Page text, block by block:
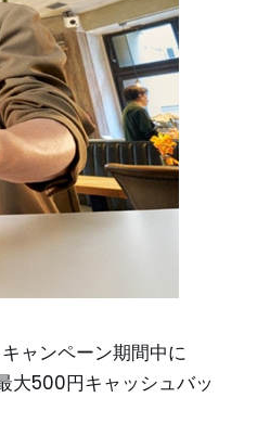
ャンペーン期間中に
大500円キャッシュバッ